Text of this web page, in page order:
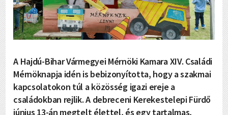
A Hajdú-Bihar Vármegyei Mérnöki Kamara XIV. Családi
Mérnöknapja idén is bebizonyította, hogy a szakmai
kapcsolatokon túl a közösség igazi ereje a
családokban rejlik. A debreceni Kerekestelepi Fürdő
június 13-án megtelt élettel, és egy tartalmas,